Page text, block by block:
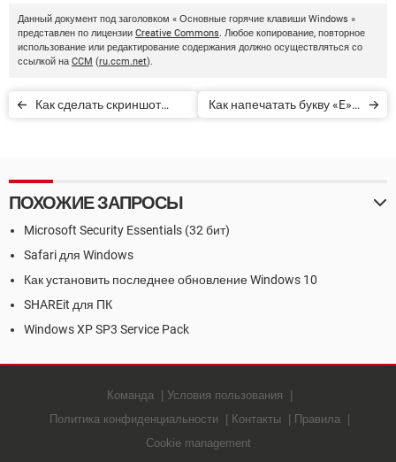
Данный документ под заголовком « Основные горячие клавиши Windows »
представлен по лицензии Creative Commons. Любое копирование, повторное
использование или редактирование содержания должно осуществляться со
ссылкой на CCM (ru.ccm.net).
Как сделать скриншот
Как напечатать букву «E» с
ПОХОЖИЕ ЗАПРОСЫ
Microsoft Security Essentials (32 бит)
Safari для Windows
Как установить последнее обновление Windows 10
SHAREit для ПК
Windows XP SP3 Service Pack
Команда
Условия пользования
Политика конфиденциальности
Контакты
Правила
Cookie management